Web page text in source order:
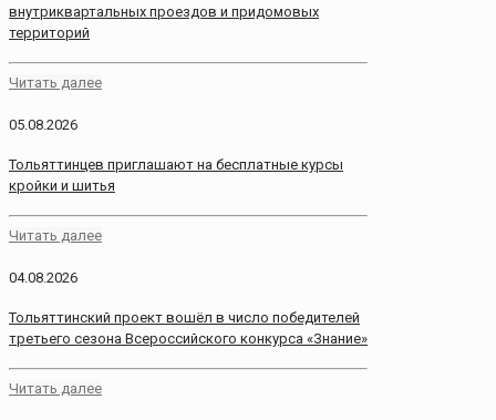
внутриквартальных проездов и придомовых
территорий
Читать далее
05.08.2026
Тольяттинцев приглашают на бесплатные курсы
кройки и шитья
Читать далее
04.08.2026
Тольяттинский проект вошёл в число победителей
третьего сезона Всероссийского конкурса «Знание»
Читать далее